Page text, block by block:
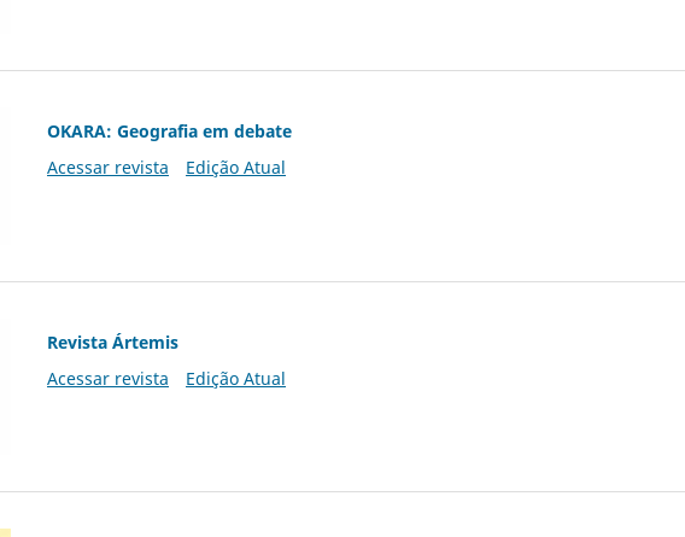
OKARA: Geografia em debate
Acessar revista
Edição Atual
Revista Ártemis
Acessar revista
Edição Atual